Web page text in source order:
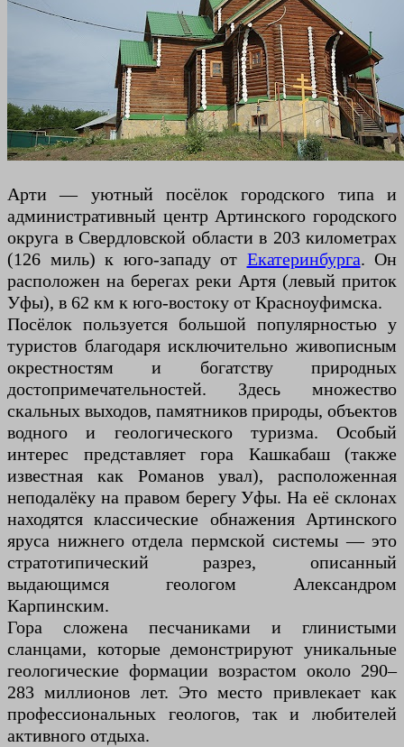
Арти — уютный посёлок городского типа и
административный центр Артинского городского
округа в Свердловской области в 203 километрах
(126 миль) к юго-западу от Екатеринбурга. Он
расположен на берегах реки Артя (левый приток
Уфы), в 62 км к юго-востоку от Красноуфимска.
Посёлок пользуется большой популярностью у
туристов благодаря исключительно живописным
окрестностям и богатству природных
достопримечательностей. Здесь множество
скальных выходов, памятников природы, объектов
водного и геологического туризма. Особый
интерес представляет гора Кашкабаш (также
известная как Романов увал), расположенная
неподалёку на правом берегу Уфы. На её склонах
находятся классические обнажения Артинского
яруса нижнего отдела пермской системы — это
стратотипический разрез, описанный
выдающимся геологом Александром
Карпинским.
Гора сложена песчаниками и глинистыми
сланцами, которые демонстрируют уникальные
геологические формации возрастом около 290–
283 миллионов лет. Это место привлекает как
профессиональных геологов, так и любителей
активного отдыха.